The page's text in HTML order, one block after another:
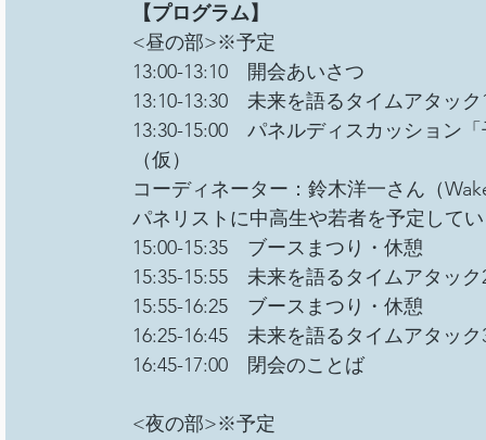
【プログラム】
<昼の部>※予定
13:00-13:10　開会あいさつ
13:10-13:30　未来を語るタイムアタック
13:30-15:00　パネルディスカッション
（仮）
コーディネーター：鈴木洋一さん（
パネリストに中高生や若者を予定して
15:00-15:35　ブースまつり・休憩
15:35-15:55　未来を語るタイムアタック
15:55-16:25　ブースまつり・休憩
16:25-16:45　未来を語るタイムアタック
16:45-17:00　閉会のことば
<夜の部>※予定